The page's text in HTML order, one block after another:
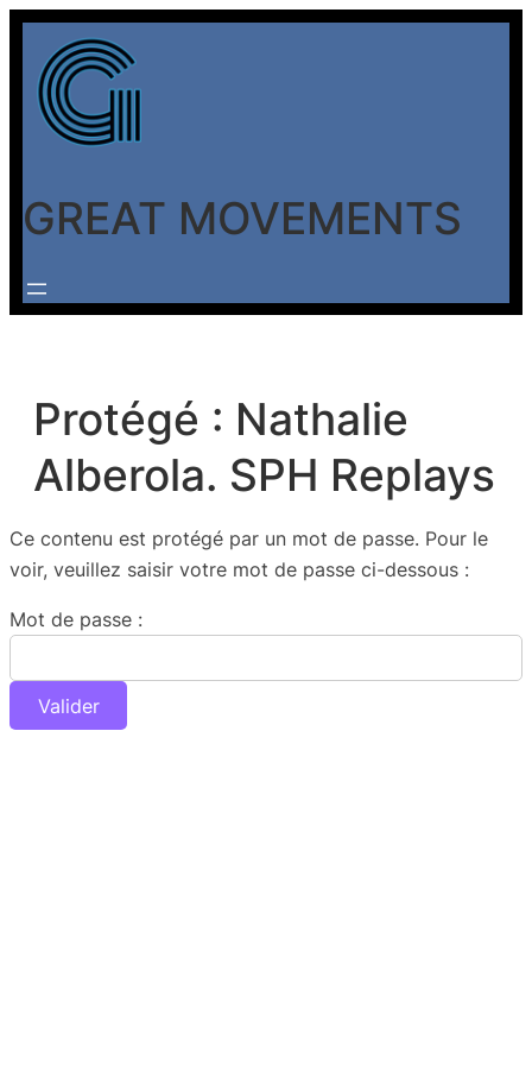
Aller
contenu
GREAT MOVEMENTS
Protégé : Nathalie
Alberola. SPH Replays
Ce contenu est protégé par un mot de passe. Pour le
voir, veuillez saisir votre mot de passe ci-dessous :
Mot de passe :